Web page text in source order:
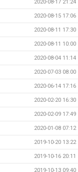
2020-08-17 21:24
2020-08-15 17:06
2020-08-11 17:30
2020-08-11 10:00
2020-08-04 11:14
2020-07-03 08:00
2020-06-14 17:16
2020-02-20 16:30
2020-02-09 17:49
2020-01-08 07:12
2019-10-20 13:22
2019-10-16 20:11
2019-10-13 09:40